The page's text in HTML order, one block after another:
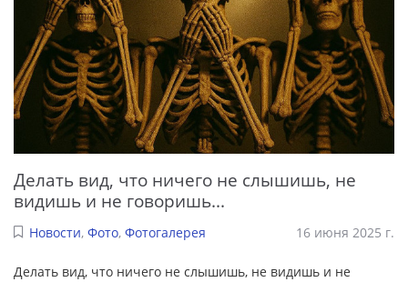
Делать вид, что ничего не слышишь, не
видишь и не говоришь...
Новости, Фото, Фотогалерея 16 июня 2025 г.
Делать вид, что ничего не слышишь, не видишь и не